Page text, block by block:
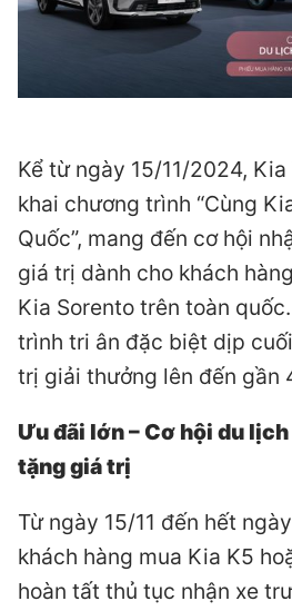
Kể từ ngày 15/11/2024,
khai chương trình “Cùng
Quốc”, mang đến cơ hội
giá trị dành cho khách
Kia Sorento trên toàn
trình tri ân đặc biệt dịp
trị giải thưởng lên đến gần
Ưu đãi lớn – Cơ hội du
tặng giá trị
Từ ngày 15/11 đến hết
khách hàng mua Kia K5
hoàn tất thủ tục nhận xe